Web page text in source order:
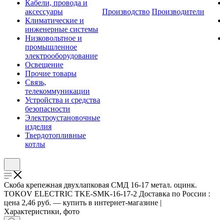
Кабели, провода и
аксессуары
Климатические и
инженерные системы
Низковольтное и
промышленное
электрооборудование
Освещение
Прочие товары
Связь,
телекоммуникации
Устройства и средства
безопасности
Электроустановочные
изделия
Твердотопливные
котлы
Производство Производители
Скоба крепежная двухлапковая СМД 16-17 метал. оцинк.
TOKOV ELECTRIC TKE-SMK-16-17-2 Доставка по России :
цена 2,46 руб. — купить в интернет-магазине |
Характеристики, фото